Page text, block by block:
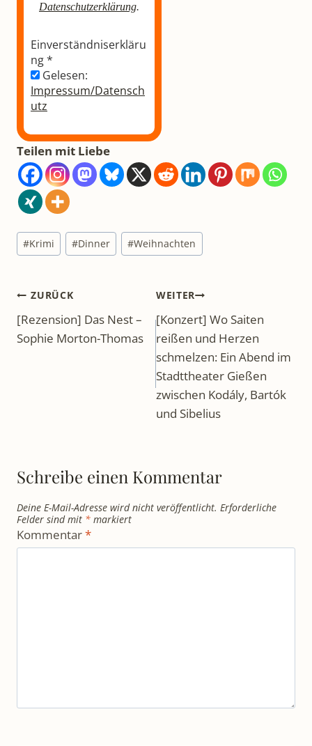
Datenschutzerklärung.
Einverständniserkläru
ng*
Gelesen:
Impressum/Datensch
utz
Teilen mit Liebe
Schlagworte:
#Krimi #Dinner #Weihnachten
Beitragsnavigation
ZURÜCK
[Rezension] Das Nest –
Sophie Morton-Thomas
WEITER
[Konzert] Wo Saiten
reißen und Herzen
schmelzen: Ein Abend im
Stadttheater Gießen
zwischen Kodály, Bartók
und Sibelius
Schreibe einen Kommentar
Deine E-Mail-Adresse wird nicht veröffentlicht. Erforderliche
Felder sind mit * markiert
Kommentar*